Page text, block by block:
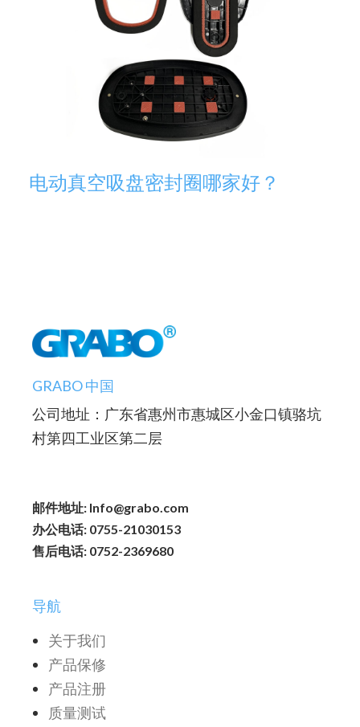
电动真空吸盘密封圈哪家好？
GRABO 中国
公司地址：广东省惠州市惠城区小金口镇骆坑
村第四工业区第二层
邮件地址: Info@grabo.com
办公电话: 0755-21030153
售后电话: 0752-2369680
导航
关于我们
产品保修
产品注册
质量测试